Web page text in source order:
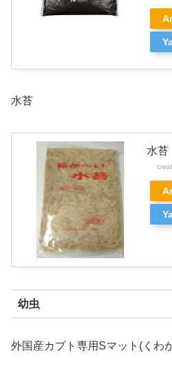
水苔
水苔
幼虫
外国産カブト専用Sマット(くわ